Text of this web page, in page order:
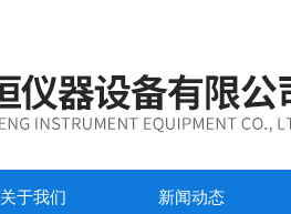
关于我们 新闻动态